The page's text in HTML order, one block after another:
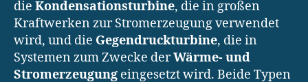
die Kondensationsturbine, die in großen
Kraftwerken zur Stromerzeugung verwendet
wird, und die Gegendruckturbine, die in
Systemen zum Zwecke derWärme- und
Stromerzeugung eingesetzt wird. Beide Typen